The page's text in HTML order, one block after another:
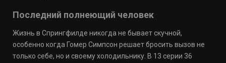
Последний полнеющий человек
Жизнь в Спрингфилде никогда не бывает скучной,
особенно когда Гомер Симпсон решает бросить вызов не
только себе, но и своему холодильнику. В 13 серии 36